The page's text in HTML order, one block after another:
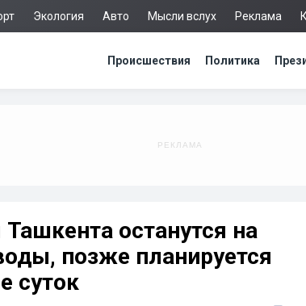
Экология Авто Мысли вслух Реклама
Происшествия Политика
останутся на
позже планируется
суток